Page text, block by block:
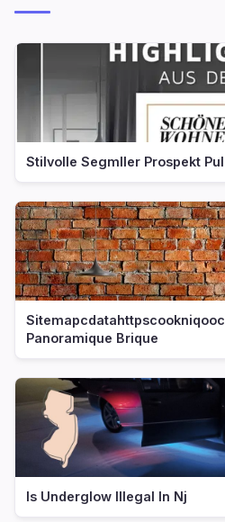
Stilvolle Segmller Prospekt
Panoramique Brique
Is Underglow Illegal In Nj